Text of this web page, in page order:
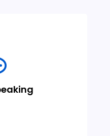
santri Boarding
1 Temanggung
umum dengan